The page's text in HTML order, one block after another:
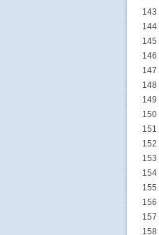
143
144
145
146
147
148
149
150
151
152
153
154
155
156
157
158